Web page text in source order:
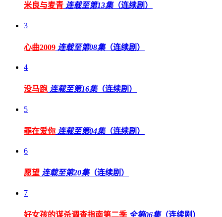
米良与麦青 连载至第13集（连续剧）
3
心曲2009 连载至第08集（连续剧）
4
没马跑 连载至第16集（连续剧）
5
罪在爱你 连载至第04集（连续剧）
6
愿望 连载至第20集（连续剧）
7
好女孩的谋杀调查指南第二季全第06集（连续剧）